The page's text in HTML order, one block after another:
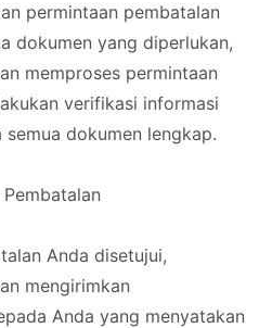
permintaan pembatalan
dokumen yang diperlukan,
memproses permintaan
verifikasi informasi
dokumen lengkap.
Anda disetujui,
mengirimkan
Anda yang menyatakan